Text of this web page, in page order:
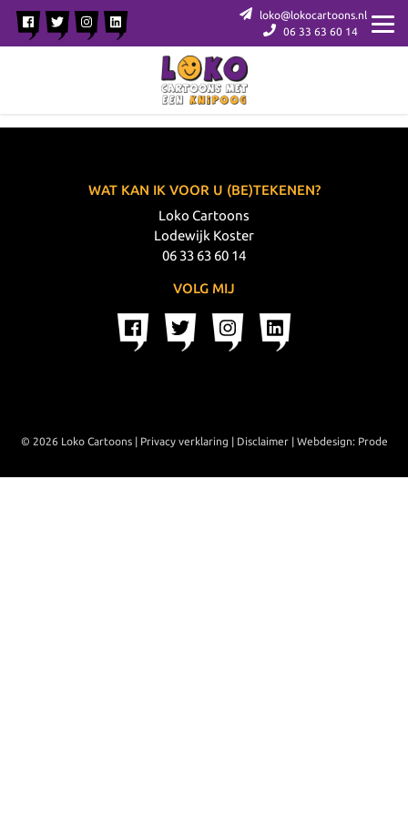
loko@lokocartoons.nl
06 33 63 60 14
WAT KAN IK VOOR U (BE)TEKENEN?
Loko Cartoons
Lodewijk Koster
06 33 63 60 14
VOLG MIJ
© 2026 Loko Cartoons | Privacy verklaring | Disclaimer| Webdesign: Prode